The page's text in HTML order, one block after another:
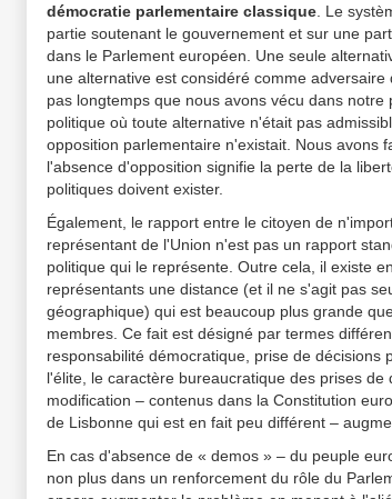
démocratie parlementaire classique . Le
partie soutenant le gouvernement et sur une
dans le Parlement européen. Une seule
une alternative est considéré comme
pas longtemps que nous avons vécu dans
politique où toute alternative n'était pas
opposition parlementaire n'existait. Nous avons
l'absence d'opposition signifie la perte de la
politiques doivent exister.
Également, le rapport entre le citoyen de
représentant de l'Union n'est pas un rapport
politique qui le représente. Outre cela, il existe
représentants une distance (et il ne s'agit pas
géographique) qui est beaucoup plus grande
membres. Ce fait est désigné par termes
responsabilité démocratique, prise de décisions
l'élite, le caractère bureaucratique des prises de
modification – contenus dans la Constitution
de Lisbonne qui est en fait peu différent –
En cas d'absence de « demos » – du peuple
non plus dans un renforcement du rôle du